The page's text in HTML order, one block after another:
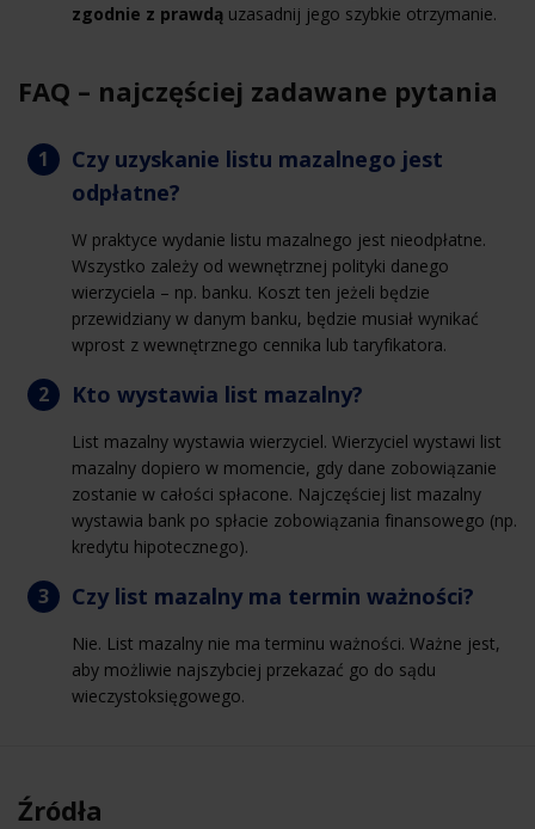
zgodnie z prawdą uzasadnij jego szybkie otrzymanie.
FAQ – najczęściej zadawane pytania
Czy uzyskanie listu mazalnego jest
odpłatne?
W praktyce wydanie listu mazalnego jest nieodpłatne.
Wszystko zależy od wewnętrznej polityki danego
wierzyciela – np. banku. Koszt ten jeżeli będzie
przewidziany w danym banku, będzie musiał wynikać
wprost z wewnętrznego cennika lub taryfikatora.
Kto wystawia list mazalny?
List mazalny wystawia wierzyciel. Wierzyciel wystawi list
mazalny dopiero w momencie, gdy dane zobowiązanie
zostanie w całości spłacone. Najczęściej list mazalny
wystawia bank po spłacie zobowiązania finansowego (np.
kredytu hipotecznego).
Czy list mazalny ma termin ważności?
Nie. List mazalny nie ma terminu ważności. Ważne jest,
aby możliwie najszybciej przekazać go do sądu
wieczystoksięgowego.
Źródła